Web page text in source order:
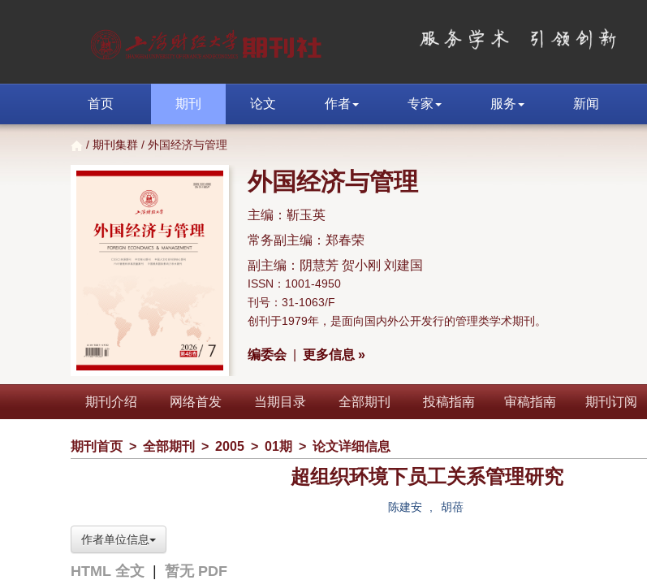
首页 期刊 论文 作者 专家 服务 新闻
/ 期刊集群 / 外国经济与管理
外国经济与管理
主编：靳玉英
常务副主编：郑春荣
副主编：阴慧芳 贺小刚 刘建国
ISSN：1001-4950
刊号：31-1063/F
创刊于1979年，是面向国内外公开发行的管理类学术期刊。
编委会| 更多信息 »
期刊介绍 网络首发 当期目录 全部期刊 投稿指南 审稿指南 期刊订阅
期刊首页 > 全部期刊 > 2005 > 01期 > 论文详细信息
超组织环境下员工关系管理研究
陈建安 胡蓓
作者单位信息
HTML 全文 暂无 PDF